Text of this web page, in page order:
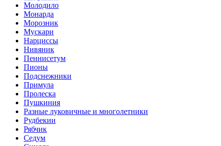
Молодило
Монарда
Морозник
Мускари
Нарциссы
Нивяник
Пеннисетум
Пионы
Подснежники
Примула
Пролеска
Пушкиния
Разные луковичные и многолетники
Рудбекии
Рябчик
Седум